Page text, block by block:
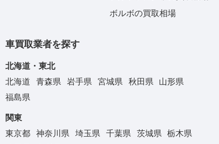
ボルボの買取相場
車買取業者を探す
北海道・東北
北海道
青森県 岩手県 宮城県 秋田県
山形県
福島県
関東
東京都
神奈川県 埼玉県 千葉県 茨城県
栃木県